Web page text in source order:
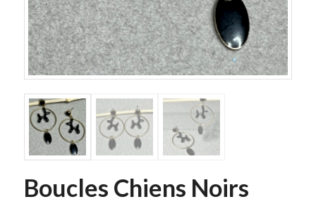
Boucles Chiens Noirs